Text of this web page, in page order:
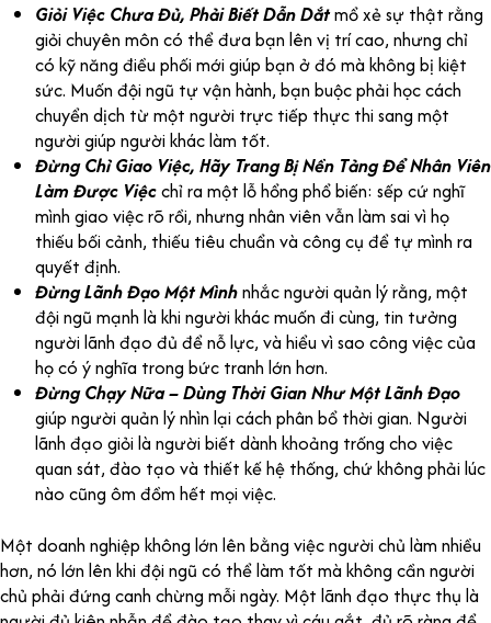
Giỏi Việc Chưa Đủ, Phải Biết Dẫn Dắtmổ xẻ sự thật rằng
giỏi chuyên môn có thể đưa bạn lên vị trí cao, nhưng chỉ
có kỹ năng điều phối mới giúp bạn ở đó mà không bị kiệt
sức. Muốn đội ngũ tự vận hành, bạn buộc phải học cách
chuyển dịch từ một người trực tiếp thực thi sang một
người giúp người khác làm tốt.
Đừng Chỉ Giao Việc, Hãy Trang Bị Nền Tảng Để Nhân Viên
Làm Được Việcchỉ ra một lỗ hổng phổ biến: sếp cứ nghĩ
mình giao việc rõ rồi, nhưng nhân viên vẫn làm sai vì họ
thiếu bối cảnh, thiếu tiêu chuẩn và công cụ để tự mình ra
quyết định.
Đừng Lãnh Đạo Một Mìnhnhắc người quản lý rằng, một
đội ngũ mạnh là khi người khác muốn đi cùng, tin tưởng
người lãnh đạo đủ để nỗ lực, và hiểu vì sao công việc của
họ có ý nghĩa trong bức tranh lớn hơn.
Đừng Chạy Nữa – Dùng Thời Gian Như Một Lãnh Đạo
giúp người quản lý nhìn lại cách phân bổ thời gian. Người
lãnh đạo giỏi là người biết dành khoảng trống cho việc
quan sát, đào tạo và thiết kế hệ thống, chứ không phải lúc
nào cũng ôm đồm hết mọi việc.
Một doanh nghiệp không lớn lên bằng việc người chủ làm nhiều
hơn, nó lớn lên khi đội ngũ có thể làm tốt mà không cần người
chủ phải đứng canh chừng mỗi ngày. Một lãnh đạo thực thụ là